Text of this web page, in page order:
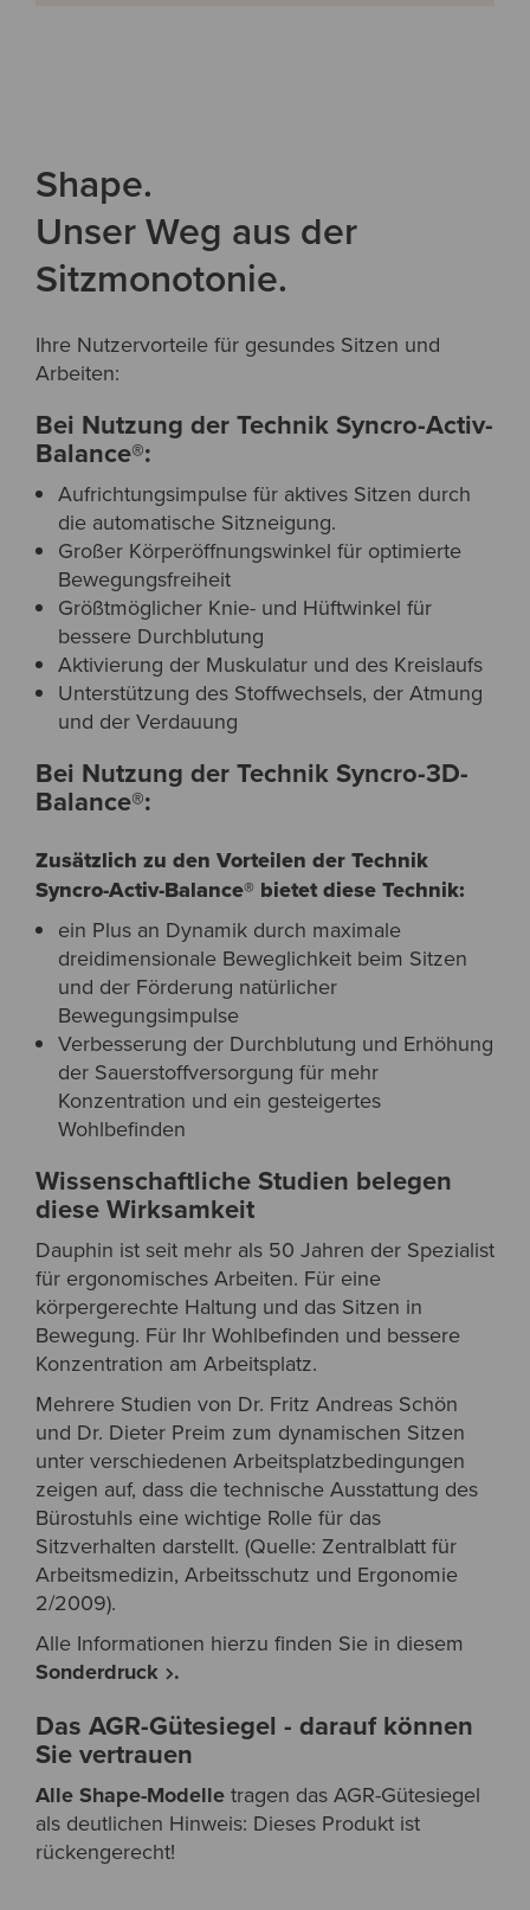
Shape.
Unser Weg aus der
Sitzmonotonie.
Ihre Nutzervorteile für gesundes Sitzen und
Arbeiten:
Bei Nutzung der Technik Syncro-Activ-
Balance®:
Aufrichtungsimpulse für aktives Sitzen durch
die automatische Sitzneigung.
Großer Körperöffnungswinkel für optimierte
Bewegungsfreiheit
Größtmöglicher Knie- und Hüftwinkel für
bessere Durchblutung
Aktivierung der Muskulatur und des Kreislaufs
Unterstützung des Stoffwechsels, der Atmung
und der Verdauung
Bei Nutzung der Technik Syncro-3D-
Balance®:
Zusätzlich zu den Vorteilen der Technik
Syncro-Activ-Balance® bietet diese Technik:
ein Plus an Dynamik durch maximale
dreidimensionale Beweglichkeit beim Sitzen
und der Förderung natürlicher
Bewegungsimpulse
Verbesserung der Durchblutung und Erhöhung
der Sauerstoffversorgung für mehr
Konzentration und ein gesteigertes
Wohlbefinden
Wissenschaftliche Studien belegen
diese Wirksamkeit
Dauphin ist seit mehr als 50 Jahren der Spezialist
für ergonomisches Arbeiten. Für eine
körpergerechte Haltung und das Sitzen in
Bewegung. Für Ihr Wohlbefinden und bessere
Konzentration am Arbeitsplatz.
Mehrere Studien von Dr. Fritz Andreas Schön
und Dr. Dieter Preim zum dynamischen Sitzen
unter verschiedenen Arbeitsplatzbedingungen
zeigen auf, dass die technische Ausstattung des
Bürostuhls eine wichtige Rolle für das
Sitzverhalten darstellt. (Quelle: Zentralblatt für
Arbeitsmedizin, Arbeitsschutz und Ergonomie
2/2009).
Alle Informationen hierzu finden Sie in diesem
Sonderdruck .
Das AGR-Gütesiegel - darauf können
Sie vertrauen
Alle Shape-Modelletragen das AGR-Gütesiegel
als deutlichen Hinweis: Dieses Produkt ist
rückengerecht!